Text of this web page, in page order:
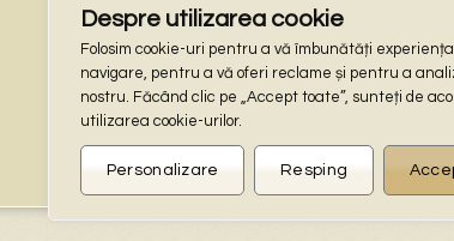
Despre utilizarea cookie
Folosim cookie-uri pentru a vă îmbunătăți
navigare, pentru a vă oferi reclame și pentru a
nostru. Făcând clic pe „Accept toate”, sunteți de
utilizarea cookie-urilor.
Personalizare Resping
Tel: (+40) 721 695 473
Tel: (+40) 748 862 997
Adresa de email
stalpisorisistatuete@gmail.com
Locaţie GPS